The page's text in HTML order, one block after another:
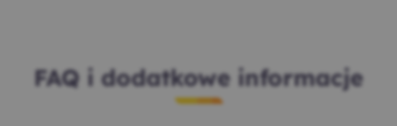
FAQ i dodatkowe informacje